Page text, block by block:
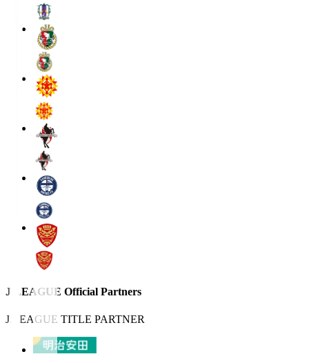
J.LEAGUE Official Partners
J.LEAGUE TITLE PARTNER